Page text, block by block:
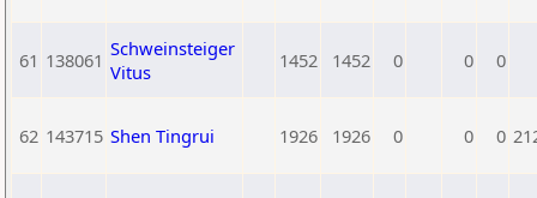
61 138061 Schweinsteiger
Vitus
1452 1452 0 0 0
62 143715 Shen Tingrui 1926 1926 0 0 0